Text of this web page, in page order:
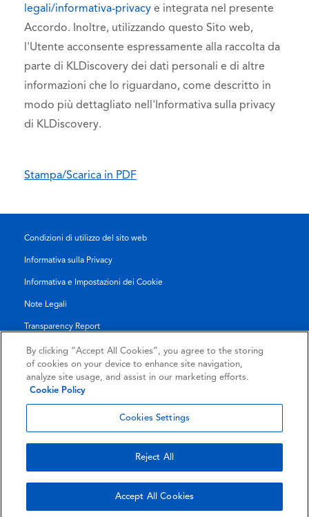
legali/informativa-privacy e integrata nel presente
Accordo. Inoltre, utilizzando questo Sito web,
l'Utente acconsente espressamente alla raccolta da
parte di KLDiscovery dei dati personali e di altre
informazioni che lo riguardano, come descritto in
modo più dettagliato nell'Informativa sulla privacy
di KLDiscovery.
Stampa/Scarica in PDF
Condizioni di utilizzo del sito web
Informativa sulla Privacy
Informativa e Impostazioni dei Cookie
Note Legali
Transparency Report
Termini di Servizio
Accordo di Collaborazione con i Partner
By clicking “Accept All Cookies”, you agree to the storing
of cookies on your device to enhance site navigation,
analyze site usage, and assist in our marketing efforts.
Cookie Policy
Cookies Settings
Reject All
Accept All Cookies